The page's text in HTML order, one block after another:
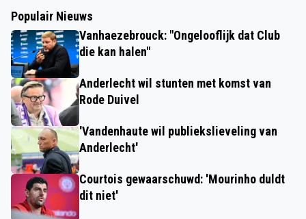
Populair Nieuws
Vanhaezebrouck: "Ongelooflijk dat Club
die kan halen"
Anderlecht wil stunten met komst van
Rode Duivel
'Vandenhaute wil publiekslieveling van
Anderlecht'
Courtois gewaarschuwd: 'Mourinho duldt
dit niet'